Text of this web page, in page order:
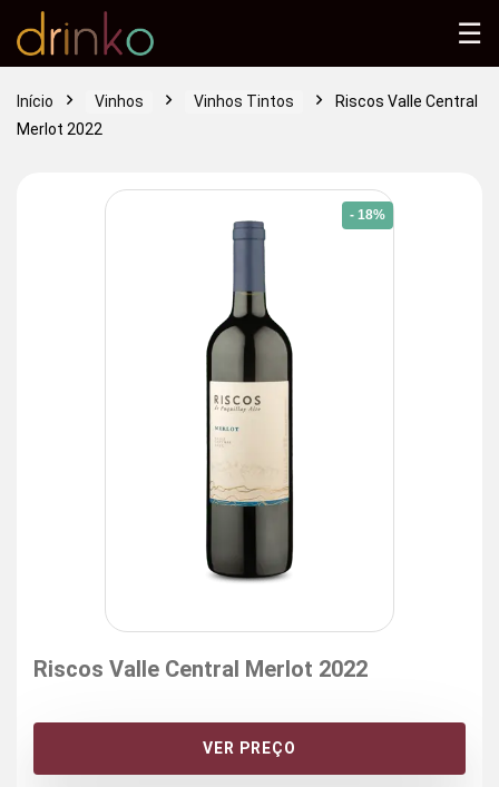
Início Vinhos Vinhos Tintos
Riscos Valle Central
Merlot 2022
- 18%
Riscos Valle Central Merlot 2022
VER PREÇO
☰